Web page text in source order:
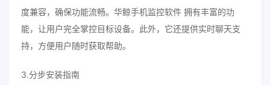
度兼容，确保功能流畅。华鲸手机监控软件 拥有丰富的功
能，让用户完全掌控目标设备。此外，它还提供实时聊天支
持，方便用户随时获取帮助。
3.分步安装指南